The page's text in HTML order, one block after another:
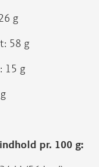
g
58 g
15 g
pr. 100 g: